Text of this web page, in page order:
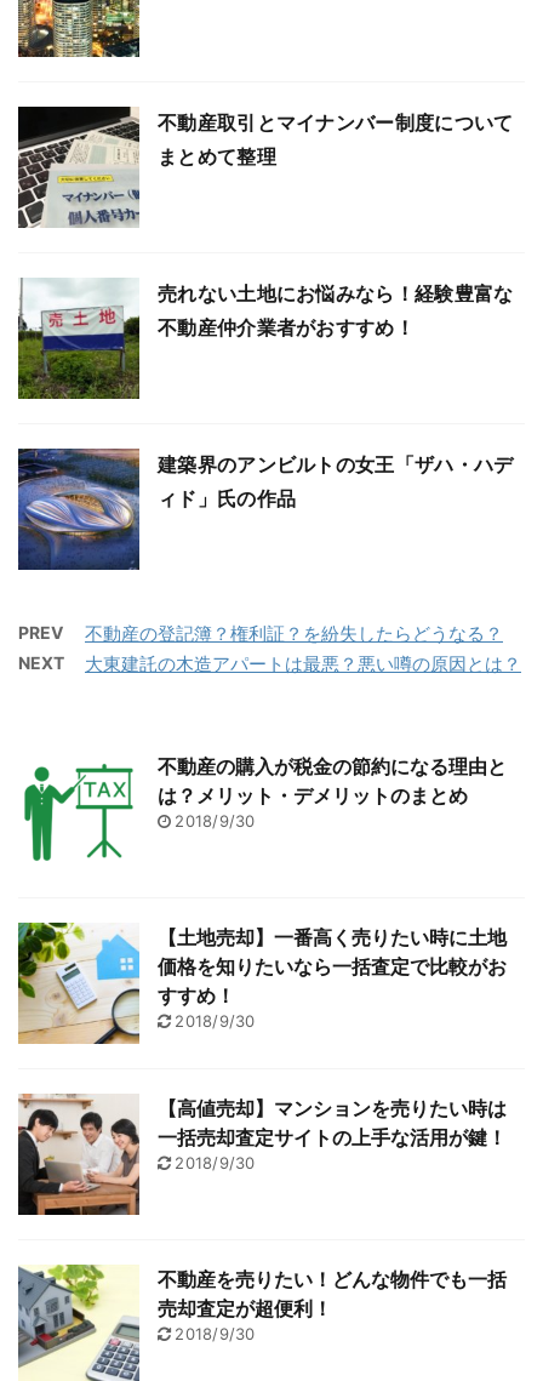
不動産取引とマイナンバー制度について
まとめて整理
売れない土地にお悩みなら！経験豊富な
不動産仲介業者がおすすめ！
建築界のアンビルトの女王「ザハ・ハデ
ィド」氏の作品
PREV 不動産の登記簿？権利証？を紛失したらどうなる？
NEXT 大東建託の木造アパートは最悪？悪い噂の原因とは？
不動産の購入が税金の節約になる理由と
は？メリット・デメリットのまとめ
2018/9/30
【土地売却】一番高く売りたい時に土地
価格を知りたいなら一括査定で比較がお
すすめ！
2018/9/30
【高値売却】マンションを売りたい時は
一括売却査定サイトの上手な活用が鍵！
2018/9/30
不動産を売りたい！どんな物件でも一括
売却査定が超便利！
2018/9/30